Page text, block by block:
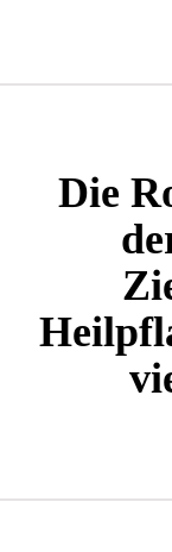
Die